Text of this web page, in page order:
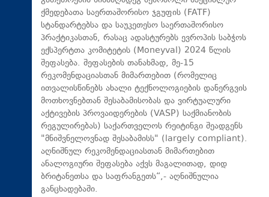
ქმედებათა საერთაშორისო ჯგუფის (FATF)
სტანდარტებსა და საუკეთესო საერთაშორისო
პრაქტიკასთან, რასაც ადასტურებს ევროპის საბჭოს
ექსპერტთა კომიტეტის (Moneyval) 2024 წლის
შეფასება. შეფასების თანახმად, მე-15
რეკომენდაციასთან მიმართებით (რომელიც
ითვალისწინებს ახალი ტექნოლოგიების დანერგვის
მოთხოვნებთან შესაბამისობას და ვირტუალური
აქტივების პროვაიდერების (VASP) საქმიანობის
რეგულირებას) საქართველოს რეიტინგი შეადგენს
"მნიშვნელოვნად შესაბამისს" (largely compliant).
აღნიშნულ რეკომენდაციასთან მიმართებით
ანალოგიური შეფასება აქვს მაგალითად, დიდ
ბრიტანეთსა და საფრანგეთს“,- აღნიშნულია
განცხადებაში.